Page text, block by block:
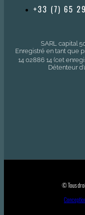
+33 (7) 65
SARL capital
Enregistré en tant que
14 02886 14 (cet
Détenteur
© Tous